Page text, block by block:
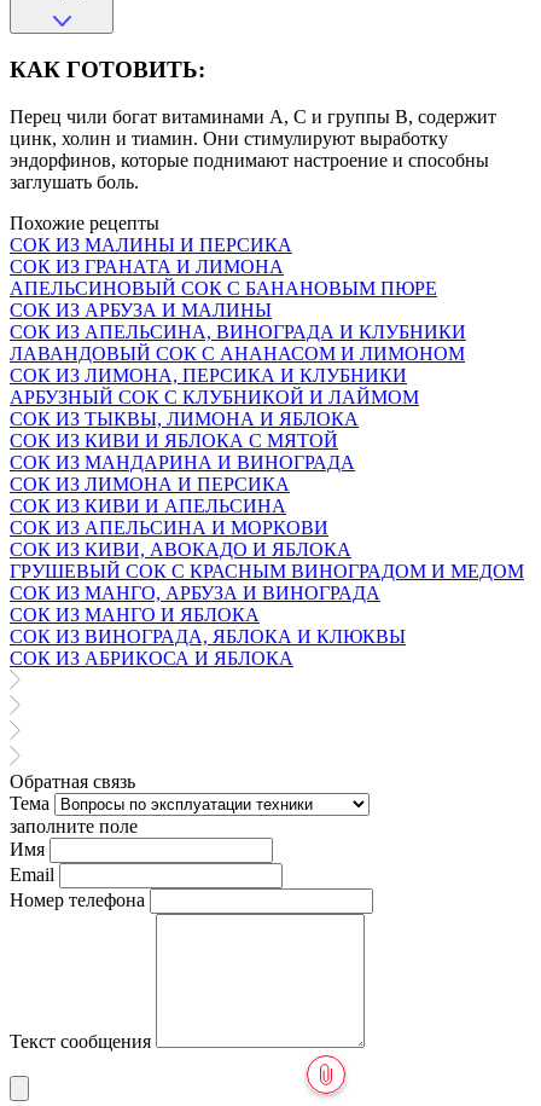
КАК ГОТОВИТЬ:
Перец чили богат витаминами А, С и группы В, содержит
цинк, холин и тиамин. Они стимулируют выработку
эндорфинов, которые поднимают настроение и способны
заглушать боль.
Похожие рецепты
СОК ИЗ МАЛИНЫ И ПЕРСИКА
СОК ИЗ ГРАНАТА И ЛИМОНА
АПЕЛЬСИНОВЫЙ СОК С БАНАНОВЫМ ПЮРЕ
СОК ИЗ АРБУЗА И МАЛИНЫ
СОК ИЗ АПЕЛЬСИНА, ВИНОГРАДА И КЛУБНИКИ
ЛАВАНДОВЫЙ СОК С АНАНАСОМ И ЛИМОНОМ
СОК ИЗ ЛИМОНА, ПЕРСИКА И КЛУБНИКИ
АРБУЗНЫЙ СОК С КЛУБНИКОЙ И ЛАЙМОМ
СОК ИЗ ТЫКВЫ, ЛИМОНА И ЯБЛОКА
СОК ИЗ КИВИ И ЯБЛОКА С МЯТОЙ
СОК ИЗ МАНДАРИНА И ВИНОГРАДА
СОК ИЗ ЛИМОНА И ПЕРСИКА
СОК ИЗ КИВИ И АПЕЛЬСИНА
СОК ИЗ АПЕЛЬСИНА И МОРКОВИ
СОК ИЗ КИВИ, АВОКАДО И ЯБЛОКА
ГРУШЕВЫЙ СОК С КРАСНЫМ ВИНОГРАДОМ И МЕДОМ
СОК ИЗ МАНГО, АРБУЗА И ВИНОГРАДА
СОК ИЗ МАНГО И ЯБЛОКА
СОК ИЗ ВИНОГРАДА, ЯБЛОКА И КЛЮКВЫ
СОК ИЗ АБРИКОСА И ЯБЛОКА
Обратная связь
Тема
заполните поле
Имя
Email
Номер телефона
Текст сообщения